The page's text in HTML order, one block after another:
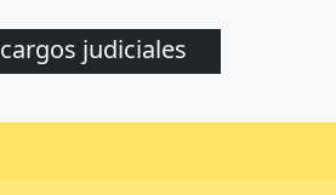
cargos judiciales